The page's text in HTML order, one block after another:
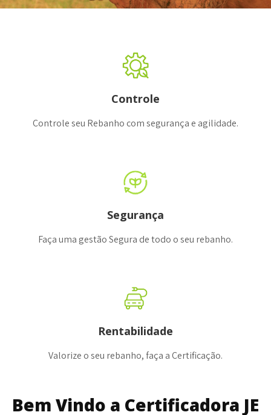
Controle
Controle seu Rebanho com segurança e agilidade.
Segurança
Faça uma gestão Segura de todo o seu rebanho.
Rentabilidade
Valorize o seu rebanho, faça a Certificação.
Bem Vindo a Certificadora JE